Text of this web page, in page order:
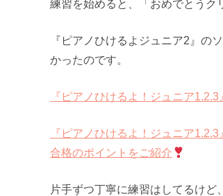
練習を始めると、「おめでとうク
『ピアノひけるよジュニア2』の
かったのです。
『ピアノひけるよ！ジュニア
『ピアノひけるよ！ジュニア
合格のポイントをご紹介
片手ずつ丁寧に練習はしてるけ